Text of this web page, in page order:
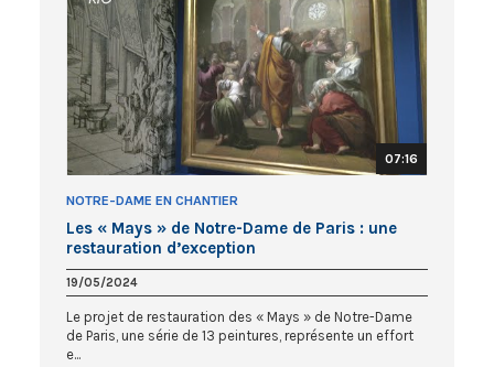
07:16
NOTRE-DAME EN CHANTIER
Les « Mays » de Notre-Dame de Paris : une
restauration d’exception
19/05/2024
Le projet de restauration des « Mays » de Notre-Dame
de Paris, une série de 13 peintures, représente un effort
e...